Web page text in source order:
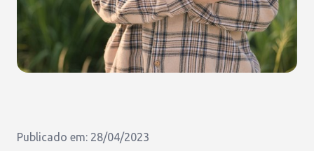
Publicado em: 28/04/2023